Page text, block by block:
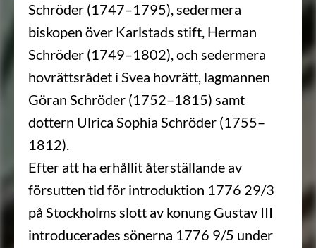
Schröder (1747–1795), sedermera
biskopen över Karlstads stift, Herman
Schröder (1749–1802), och sedermera
hovrättsrådet i Svea hovrätt, lagmannen
Göran Schröder (1752–1815) samt
dottern Ulrica Sophia Schröder (1755–
1812).
Efter att ha erhållit återställande av
försutten tid för introduktion 1776 29/3
på Stockholms slott av konung Gustav III
introducerades sönerna 1776 9/5 under